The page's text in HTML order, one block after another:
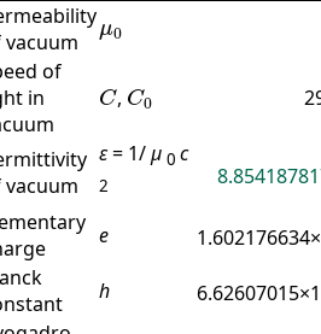
vacuum
μ0
μ0
of
in
C
C, C0
C0
vacuum
ε= 1/μ 0 c
2
e
h